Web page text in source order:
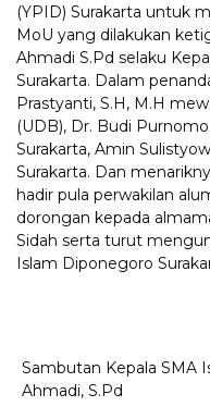
(YPID) Surakarta untuk
MoU yang dilakukan
Ahmadi S.Pd selaku
Surakarta. Dalam
Prastyanti, S.H, M.H
(UDB), Dr. Budi
Surakarta, Amin
Surakarta. Dan
hadir pula perwakilan
dorongan kepada
Sidah serta turut
Islam Diponegoro
Sambutan Kepala SMA
Ahmadi, S.Pd